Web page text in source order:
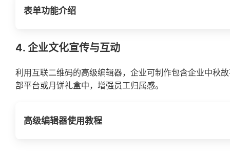
表单功能介绍
4. 企业文化宣传与互动
利用互联二维码的高级编辑器，企业可制作包含企业中秋
部平台或月饼礼盒中，增强员工归属感。
高级编辑器使用教程